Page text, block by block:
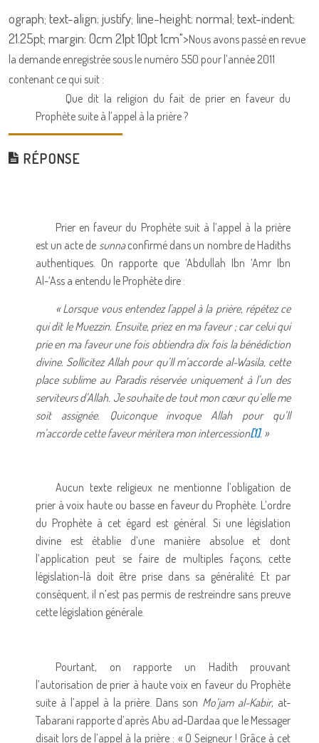
ograph; text-align: justify; line-height: normal; text-indent:
21.25pt; margin: 0cm 21pt 10pt 1cm">Nous avons passé en revue
la demande enregistrée sous le numéro 550 pour l’année 2011
contenant ce qui suit :
Que dit la religion du fait de prier en faveur du
Prophète suite à l’appel à la prière ?
RÉPONSE
Prier en faveur du Prophète suit à l’appel à la prière
est un acte de sunnaconfirmé dans un nombre de Hadiths
authentiques. On rapporte que ‘Abdullah Ibn ‘Amr Ibn
Al-‘Ass a entendu le Prophète dire :
« Lorsque vous entendez l'appel à la prière, répétez ce
qui dit le Muezzin. Ensuite, priez en ma faveur ; car celui qui
prie en ma faveur une fois obtiendra dix fois la bénédiction
divine. Sollicitez Allah pour qu’Il m’accorde al-Wasila, cette
place sublime au Paradis réservée uniquement à l’un des
serviteurs d’Allah. Je souhaite de tout mon cœur qu’elle me
soit assignée. Quiconque invoque Allah pour qu’Il
m’accorde cette faveur méritera mon intercession[1]. »
Aucun texte religieux ne mentionne l’obligation de
prier à voix haute ou basse en faveur du Prophète. L’ordre
du Prophète à cet égard est général. Si une législation
divine est établie d’une manière absolue et dont
l’application peut se faire de multiples façons, cette
législation-là doit être prise dans sa généralité. Et par
conséquent, il n’est pas permis de restreindre sans preuve
cette législation générale.
Pourtant, on rapporte un Hadith prouvant
l’autorisation de prier à haute voix en faveur du Prophète
suite à l’appel à la prière. Dans son Mo’jam al-Kabir, at-
Tabarani rapporte d’après Abu ad-Dardaa que le Messager
disait lors de l’appel à la prière : « O Seigneur ! Grâce à cet